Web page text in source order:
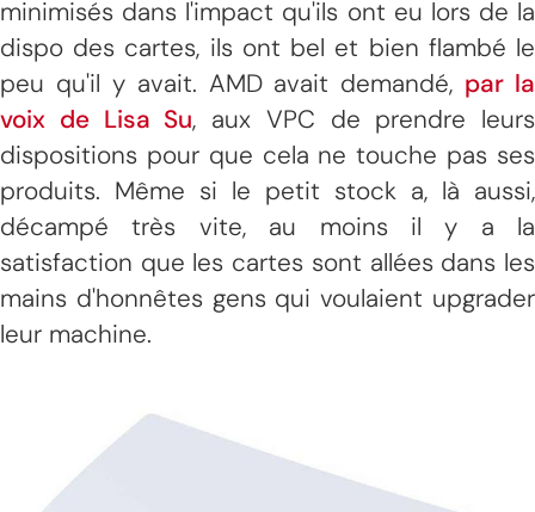
minimisés dans l'impact qu'ils ont eu lors de la
dispo des cartes, ils ont bel et bien flambé le
peu qu'il y avait. AMD avait demandé, par la
voix de Lisa Su, aux VPC de prendre leurs
dispositions pour que cela ne touche pas ses
produits. Même si le petit stock a, là aussi,
décampé très vite, au moins il y a la
satisfaction que les cartes sont allées dans les
mains d'honnêtes gens qui voulaient upgrader
leur machine.